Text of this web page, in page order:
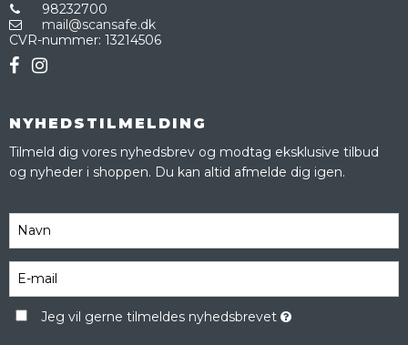
98232700
mail@scansafe.dk
CVR-nummer: 13214506
NYHEDSTILMELDING
Tilmeld dig vores nyhedsbrev og modtag eksklusive tilbud
og nyheder i shoppen. Du kan altid afmelde dig igen.
Jeg vil gerne tilmeldes nyhedsbrevet